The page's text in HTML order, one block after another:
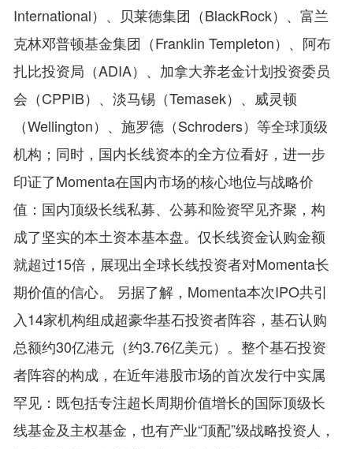
International）、贝莱德集团（BlackRock）、富兰
克林邓普顿基金集团（Franklin Templeton）、阿布
扎比投资局（ADIA）、加拿大养老金计划投资委员
会（CPPIB）、淡马锡（Temasek）、威灵顿
（Wellington）、施罗德（Schroders）等全球顶级
机构；同时，国内长线资本的全方位看好，进一步
印证了Momenta在国内市场的核心地位与战略价
值：国内顶级长线私募、公募和险资罕见齐聚，构
成了坚实的本土资本基本盘。仅长线资金认购金额
就超过15倍，展现出全球长线投资者对Momenta长
期价值的信心。 另据了解，Momenta本次IPO共引
入14家机构组成超豪华基石投资者阵容，基石认购
总额约30亿港元（约3.76亿美元）。整个基石投资
者阵容的构成，在近年港股市场的首次发行中实属
罕见：既包括专注超长周期价值增长的国际顶级长
线基金及主权基金，也有产业“顶配”级战略投资人，